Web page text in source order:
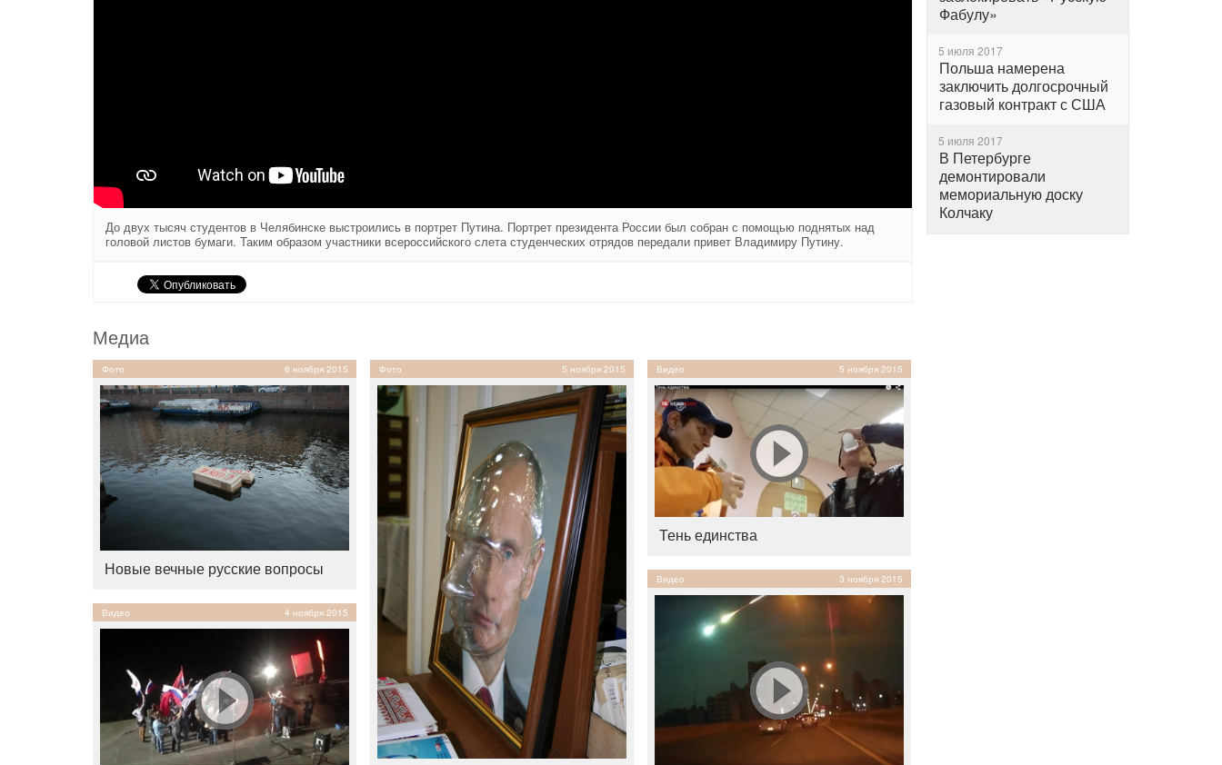
До двух тысяч студентов в Челябинске выстроились в портрет Путина. Портрет президента России был собран с помощью поднятых над
головой листов бумаги. Таким образом участники всероссийского слета студенческих отрядов передали привет Владимиру Путину.
Фабулу»
5 июля 2017
Польша намерена
заключить долгосрочный
газовый контракт с США
5 июля 2017
В Петербурге
демонтировали
мемориальную доску
Колчаку
Медиа
Фото 6 ноября 2015
Новые вечные русские вопросы
Видео 4 ноября 2015
Фото 5 ноября 2015 Видео 5 ноября 2015
Тень единства
Видео 3 ноября 2015